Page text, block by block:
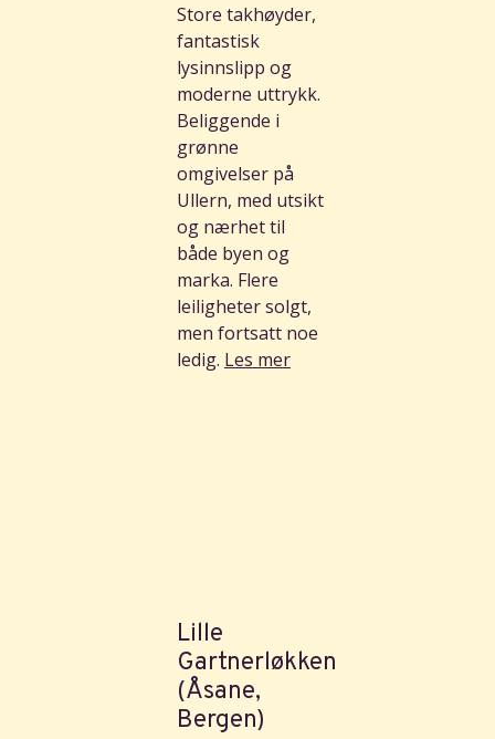
Store takhøyder,
fantastisk
lysinnslipp og
moderne uttrykk.
Beliggende i
grønne
omgivelser på
Ullern, med utsikt
og nærhet til
både byen og
marka. Flere
leiligheter solgt,
men fortsatt noe
ledig. Les mer
Lille
Gartnerløkken
(Åsane,
Bergen)